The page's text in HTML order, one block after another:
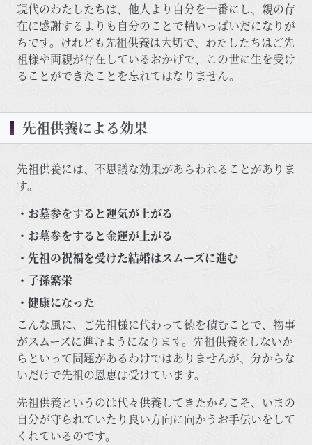
現代のわたしたちは、他人より自分を一番にし、親の存
在に感謝するよりも自分のことで精いっぱいだになりが
ちです。けれども先祖供養は大切で、わたしたちはご先
祖様や両親が存在しているおかげで、この世に生を受け
ることができたことを忘れてはなりません。
先祖供養による効果
先祖供養には、不思議な効果があらわれることがありま
す。
・お墓参をすると運気が上がる
・お墓参をすると金運が上がる
・先祖の祝福を受けた結婚はスムーズに進む
・子孫繁栄
・健康になった
こんな風に、ご先祖様に代わって徳を積むことで、物事
がスムーズに進むようになります。先祖供養をしないか
らといって問題があるわけではありませんが、分からな
いだけで先祖の恩恵は受けています。
先祖供養というのは代々供養してきたからこそ、いまの
自分が守られていたり良い方向に向かうお手伝いをして
くれているのです。